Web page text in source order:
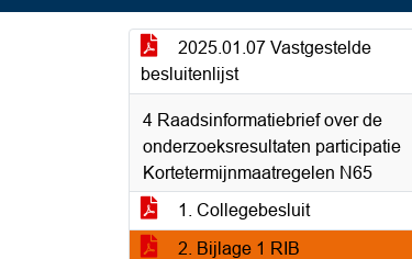
2025.01.07 Vastgestelde
besluitenlijst
4 Raadsinformatiebrief over de
onderzoeksresultaten participatie
Kortetermijnmaatregelen N65
1. Collegebesluit
2. Bijlage 1 RIB